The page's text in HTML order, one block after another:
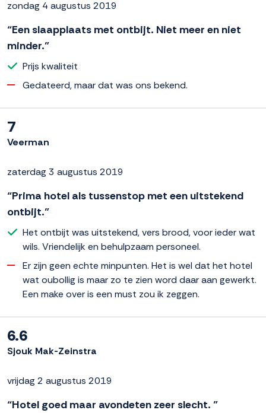
zondag 4 augustus 2019
“Een slaapplaats met ontbijt. Niet meer en niet
minder.”
Prijs kwaliteit
Gedateerd, maar dat was ons bekend.
7
Veerman
zaterdag 3 augustus 2019
“Prima hotel als tussenstop met een uitstekend
ontbijt.”
Het ontbijt was uitstekend, vers brood, voor ieder wat
wils. Vriendelijk en behulpzaam personeel.
Er zijn geen echte minpunten. Het is wel dat het hotel
wat oubollig is maar zo te zien word daar aan gewerkt.
Een make over is een must zou ik zeggen.
6.6
Sjouk Mak-Zeinstra
vrijdag 2 augustus 2019
“Hotel goed maar avondeten zeer slecht. ”